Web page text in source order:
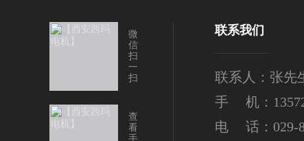
微
信
扫
一
扫
查
看
手
联系我们
联系人：张先
手 机：
电 话：029-